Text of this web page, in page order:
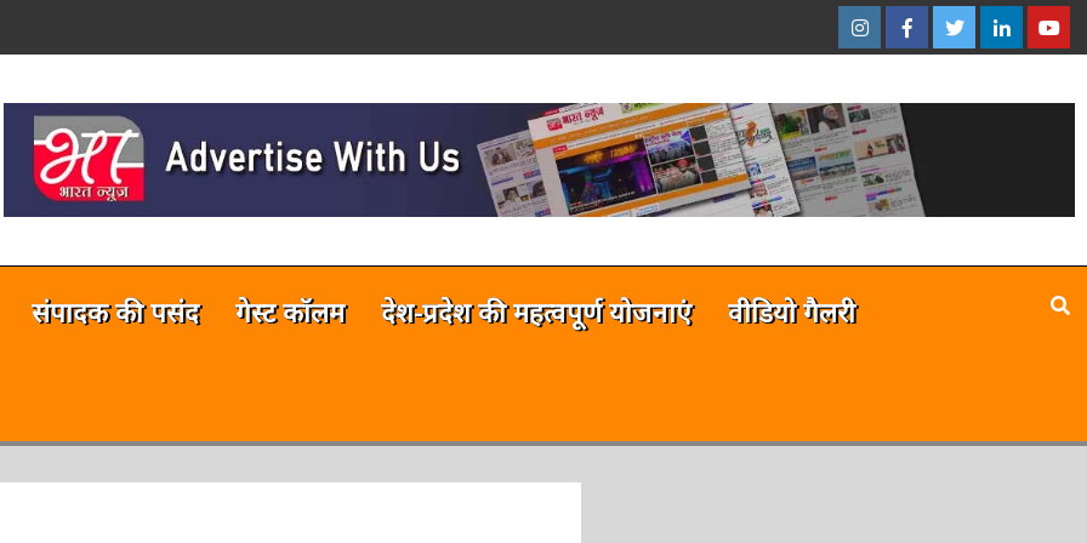
इंस्टाग्राम
ऑनलाईन
भारत
न्यूज़
फेसबुक
ऑनलाईन
भारत
न्यूज़
ट्विटर
ऑनलाईन
ऑनलाईन
न्यूज़
यू-
–
संपादक की पसंद गेस्ट कॉलम देश-प्रदेश की महत्वपूर्ण योजनाएं वीडियो गैलरी
ऑनलाईन भारत न्यूज़ अभी टेस्टिंग फेज में है